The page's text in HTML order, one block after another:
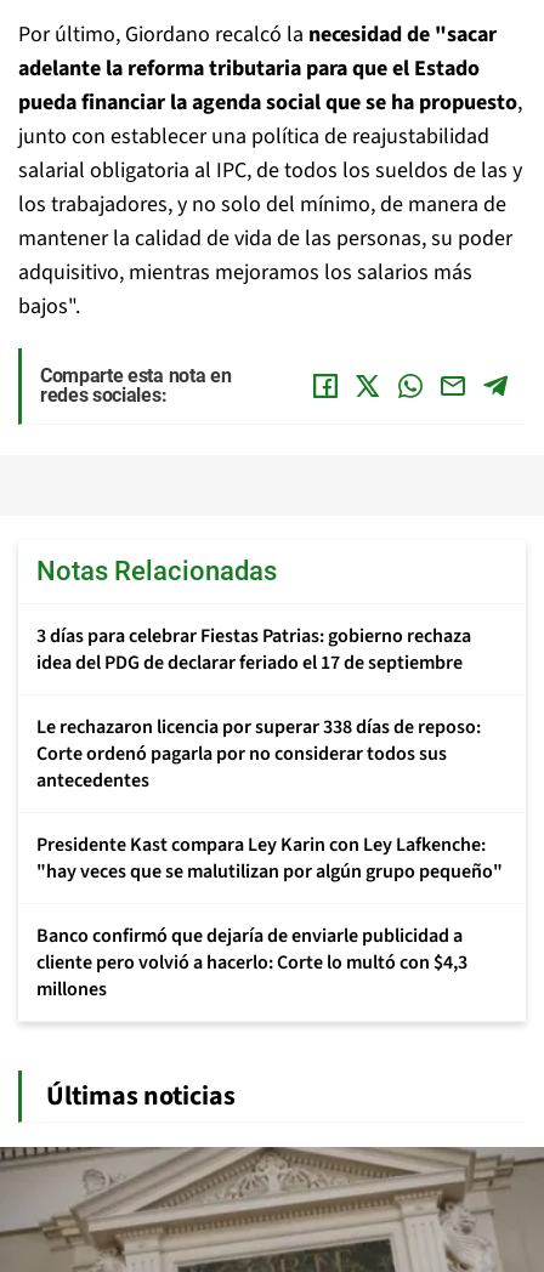
Por último, Giordano recalcó la necesidad de "sacar
adelante la reforma tributaria para que el Estado
pueda financiar la agenda social que se ha propuesto,
junto con establecer una política de reajustabilidad
salarial obligatoria al IPC, de todos los sueldos de las y
los trabajadores, y no solo del mínimo, de manera de
mantener la calidad de vida de las personas, su poder
adquisitivo, mientras mejoramos los salarios más
bajos".
Comparte esta nota en
redes sociales:
Notas Relacionadas
3 días para celebrar Fiestas Patrias: gobierno rechaza
idea del PDG de declarar feriado el 17 de septiembre
Le rechazaron licencia por superar 338 días de reposo:
Corte ordenó pagarla por no considerar todos sus
antecedentes
Presidente Kast compara Ley Karin con Ley Lafkenche:
"hay veces que se malutilizan por algún grupo pequeño"
Banco confirmó que dejaría de enviarle publicidad a
cliente pero volvió a hacerlo: Corte lo multó con $4,3
millones
Últimas noticias